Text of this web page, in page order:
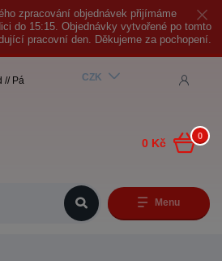
zpracování objednávek přijímáme
do 15:15. Objednávky vytvořené po tomto
pracovní den. Děkujeme za pochopení.
Menu
CZK
// Pá
0
0 Kč